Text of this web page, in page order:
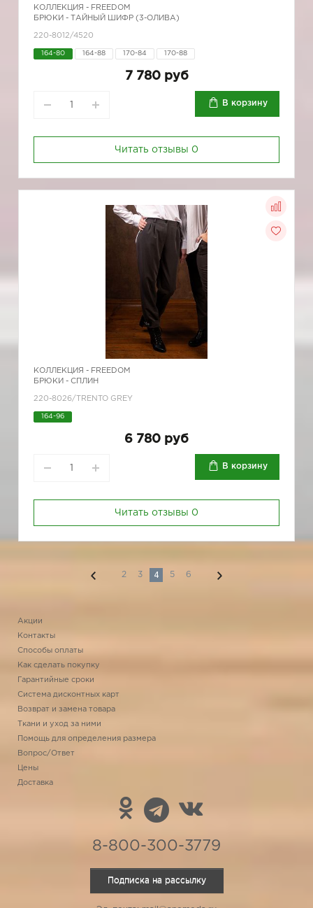
КОЛЛЕКЦИЯ - FREEDOM
БРЮКИ - ТАЙНЫЙ ШИФР (3-ОЛИВА)
220-8012/4520
164-80 164-88 170-84 170-88
7 780 руб
В корзину
Читать отзывы 0
КОЛЛЕКЦИЯ - FREEDOM
БРЮКИ - СПЛИН
220-8026/TRENTO GREY
164-96
6 780 руб
В корзину
Читать отзывы 0
2 3 4 5 6
Акции
Контакты
Способы оплаты
Как сделать покупку
Гарантийные сроки
Система дисконтных карт
Возврат и замена товара
Ткани и уход за ними
Помощь для определения размера
Вопрос/Ответ
Цены
Доставка
8-800-300-3779
Подписка на рассылку